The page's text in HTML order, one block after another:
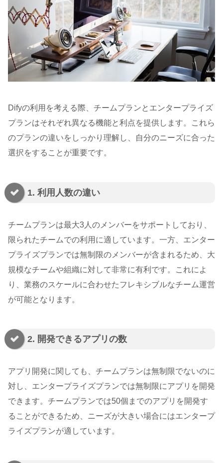
Difyの利用を考える際、チームプランとエンタープライズ
プランはそれぞれ異なる機能と利点を提供します。これら
のプランの違いをしっかり理解し、自分のニーズに合った
選択をすることが重要です。
1. 利用人数の違い
チームプランは最大3人のメンバーをサポートしており、
限られたチームでの利用に適しています。一方、エンター
プライズプランでは無制限のメンバーが含まれるため、大
規模なチームや組織に対して非常に有利です。これによ
り、業務のスケールに合わせたフレキシブルなチーム運営
が可能となります。
2. 開発できるアプリの数
アプリ開発に関しても、チームプランは無制限でないのに
対し、エンタープライズプランでは無制限にアプリを開発
できます。チームプランでは50個までのアプリを開発す
ることができるため、ニーズが大きい場合にはエンタープ
ライズプランが適しています。